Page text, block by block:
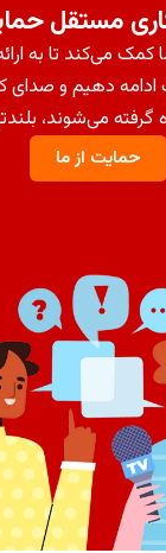
مستقل
می‌کند تا به
دهیم و صدای
گرفته می‌شوند،
حمایت از ما